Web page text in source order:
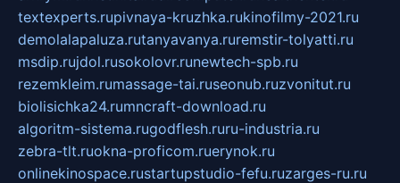
textexperts.rupivnaya-kruzhka.rukinofilmy-2021.ru
demolalapaluza.rutanyavanya.ruremstir-tolyatti.ru
msdip.rujdol.rusokolovr.runewtech-spb.ru
rezemkleim.rumassage-tai.ruseonub.ruzvonitut.ru
biolisichka24.rumncraft-download.ru
algoritm-sistema.rugodflesh.ruru-industria.ru
zebra-tlt.ruokna-proficom.ruerynok.ru
onlinekinospace.rustartupstudio-fefu.ruzarges-ru.ru